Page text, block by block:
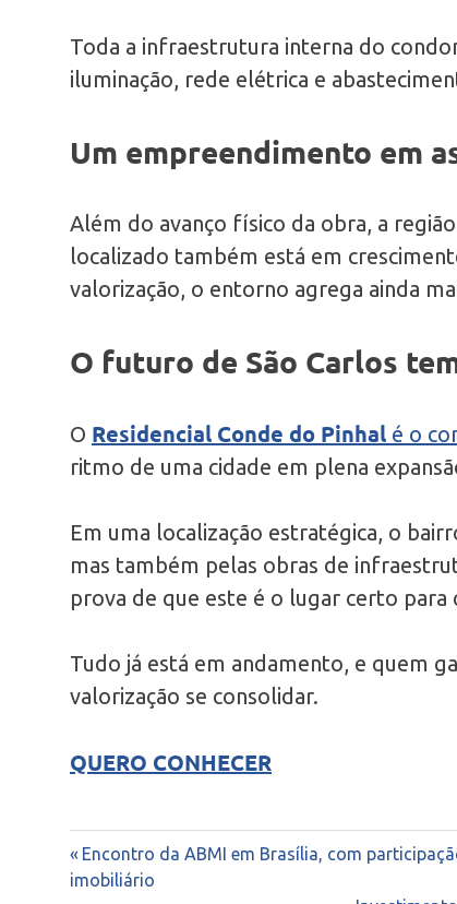
Toda a infraestrutura interna do
iluminação, rede elétrica e
Um empreendimento em
Além do avanço físico da obra, a
localizado também está em
valorização, o entorno agrega ainda
O futuro de São Carlos
O Residencial Conde do Pinhal é o
ritmo de uma cidade em plena
Em uma localização estratégica, o
mas também pelas obras de
prova de que este é o lugar certo
Tudo já está em andamento, e quem
valorização se consolidar.
QUERO CONHECER
residencial
conde do
pinhal
Navegação
Previous
Post:
Encontro da ABMI em Brasília, com
imobiliário